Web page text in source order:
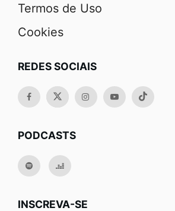
Termos de Uso
Cookies
REDES SOCIAIS
PODCASTS
INSCREVA-SE